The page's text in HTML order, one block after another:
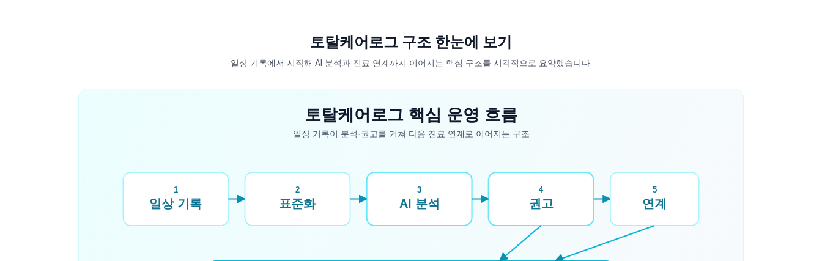
토탈케어로그 구조 한눈에 보기
일상 기록에서 시작해 AI 분석과 진료 연계까지 이어지는 핵심 구조를 시각적으로 요약했습니다.